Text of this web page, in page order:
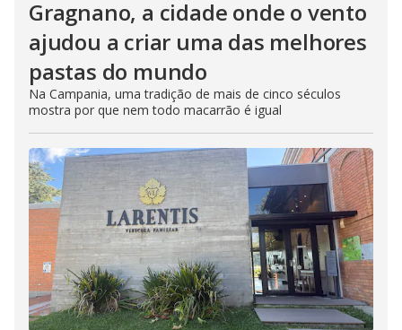
Gragnano, a cidade onde o vento
ajudou a criar uma das melhores
pastas do mundo
Na Campania, uma tradição de mais de cinco séculos
mostra por que nem todo macarrão é igual